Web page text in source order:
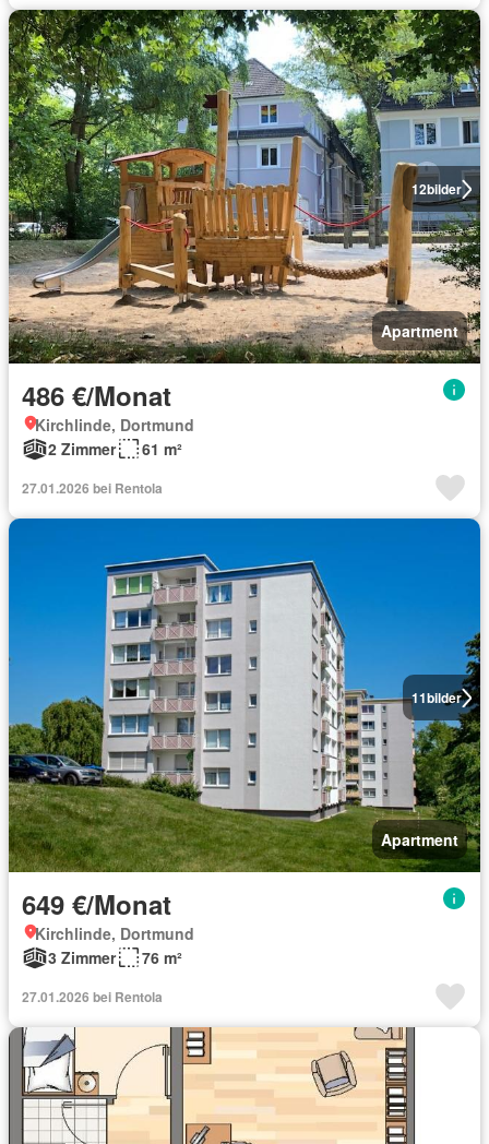
12bilder
Apartment
486 €/Monat
Kirchlinde, Dortmund
2 Zimmer
61 m²
27.01.2026 bei Rentola
11bilder
Apartment
649 €/Monat
Kirchlinde, Dortmund
3 Zimmer
76 m²
27.01.2026 bei Rentola